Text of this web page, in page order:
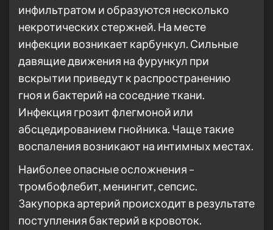
инфильтратом и образуются несколько
некротических стержней. На месте
инфекции возникает карбункул. Сильные
давящие движения на фурункул при
вскрытии приведут к распространению
гноя и бактерий на соседние ткани.
Инфекция грозит флегмоной или
абсцедированием гнойника. Чаще такие
воспаления возникают на интимных местах.
Наиболее опасные осложнения –
тромбофлебит, менингит, сепсис.
Закупорка артерий происходит в результате
поступления бактерий в кровоток.